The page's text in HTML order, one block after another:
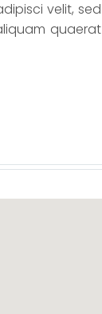
velit, sed
quaerat